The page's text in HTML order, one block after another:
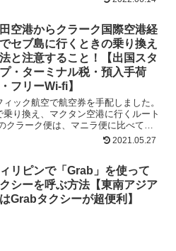
空港からクラーク国際空港経
セブ島に行くときの乗り換え
と注意すること！【出国スタ
・ターミナル税・預入手荷
フリーWi-fi】
ック航空で航空券を手配しました。
り換え、マクタン空港に行くルート
クラーク便は、マニラ便に比べて安
期、タイミングによって上...2021.05.27
リピンで「Grab」を使って
シーを呼ぶ方法【東南アジア
Grabタクシーが超便利】